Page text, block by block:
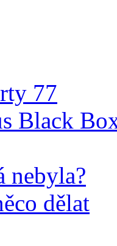
77
Black
nebyla?
dělat